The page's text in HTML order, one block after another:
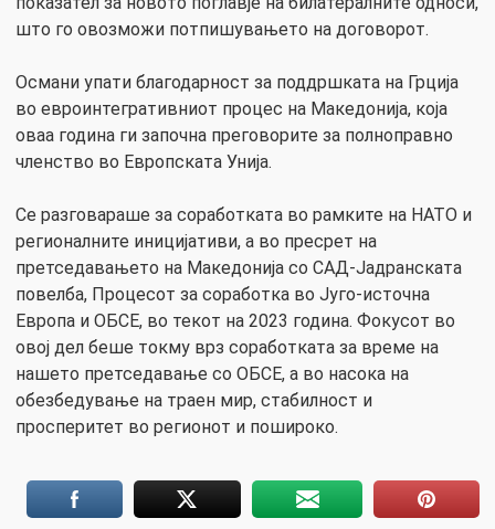
што го овозможи потпишувањето на договорот.
Османи упати благодарност за поддршката на Грција
во евроинтегративниот процес на Македонија, која
оваа година ги започна преговорите за полноправно
членство во Европската Унија.
Се разговараше за соработката во рамките на НАТО и
регионалните иницијативи, а во пресрет на
претседавањето на Македонија со САД-Јадранската
повелба, Процесот за соработка во Југо-источна
Европа и ОБСЕ, во текот на 2023 година. Фокусот во
овој дел беше токму врз соработката за време на
нашето претседавање со ОБСЕ, а во насока на
обезбедување на траен мир, стабилност и
просперитет во регионот и пошироко.